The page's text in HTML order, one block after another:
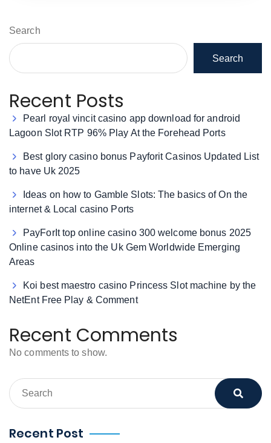
Search
Search
Recent Posts
Pearl royal vincit casino app download for android
Lagoon Slot RTP 96% Play At the Forehead Ports
Best glory casino bonus Payforit Casinos Updated List
to have Uk 2025
Ideas on how to Gamble Slots: The basics of On the
internet & Local casino Ports
PayForIt top online casino 300 welcome bonus 2025
Online casinos into the Uk Gem Worldwide Emerging
Areas
Koi best maestro casino Princess Slot machine by the
NetEnt Free Play & Comment
Recent Comments
No comments to show.
Recent Post